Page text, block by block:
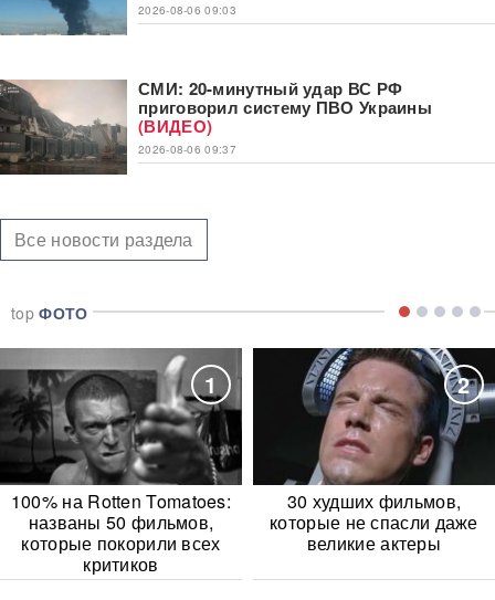
2026-08-06 09:03
СМИ: 20-минутный удар ВС РФ
приговорил систему ПВО Украины
(ВИДЕО)
2026-08-06 09:37
Все новости раздела
topФОТО
1
100% на Rotten Tomatoes:
названы 50 фильмов,
которые покорили всех
критиков
2
30 худших фильмов,
которые не спасли даже
великие актеры